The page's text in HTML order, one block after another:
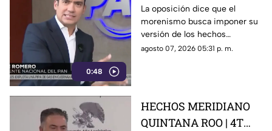
0:48
Oposición señala que el
morenismo quiere
imponer su versión de
los hechos usando la
La oposición dice que el
morenismo busca imponer su
versión de los hechos
mediante la censura, callar los
agosto 07, 2026 05:31 p. m.
HECHOS MERIDIANO
QUINTANA ROO | 4T